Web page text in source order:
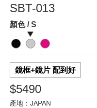
SBT-013
顏色 / S
鏡框+鏡片 配到好
$5490
產地：JAPAN